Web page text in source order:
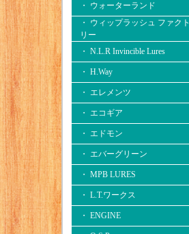
・ ウォーターランド
・ ウィップラッシュ ファクト
リー
・ N.L.R Invincible Lures
・ H.Way
・ エレメンツ
・ エコギア
・ エドモン
・ エバーグリーン
・ MPB LURES
・ L.T.ワークス
・ ENGINE